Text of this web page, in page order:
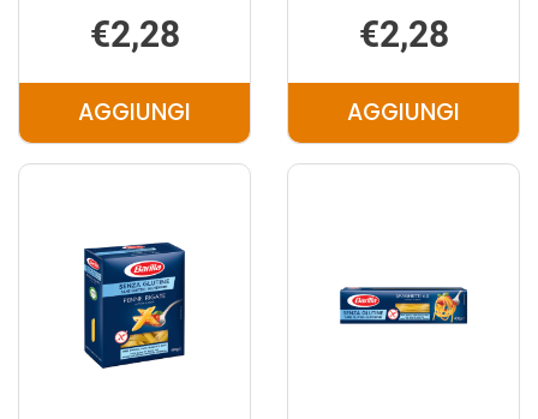
€2,28
AGGIUNGIAGGIUNGI BARILLA
DITALINI
CARRELLO
€2,28
AGGIUNGIAGGIUNGI
FUSILLI